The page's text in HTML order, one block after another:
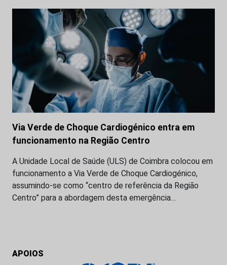
Via Verde de Choque Cardiogénico entra em
funcionamento na Região Centro
A Unidade Local de Saúde (ULS) de Coimbra colocou em
funcionamento a Via Verde de Choque Cardiogénico,
assumindo-se como “centro de referência da Região
Centro” para a abordagem desta emergência…
APOIOS